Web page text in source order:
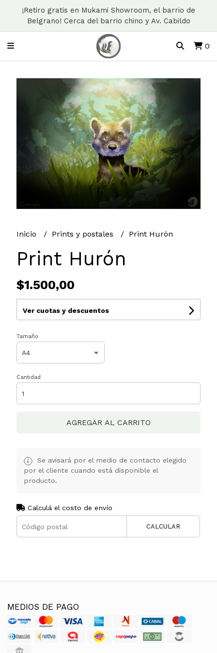
¡Retiro gratis en Mukami Showroom, el barrio de
Belgrano! Cerca del barrio chino y Av. Cabildo
0
Inicio Prints y postales Print Hurón
Print Hurón
$1.500,00
Ver cuotas y descuentos
Tamaño
Cantidad
AGREGAR AL CARRITO
Se avisará por el medio de contacto elegido
por el cliente cuando está disponible el
producto.
Calculá el costo de envío
CALCULAR
MEDIOS DE PAGO